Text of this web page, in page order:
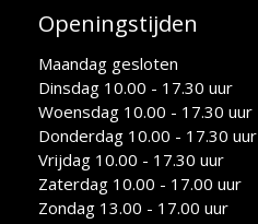
Openingstijden
Maandag gesloten
Dinsdag 10.00 - 17.30 uur
Woensdag 10.00 - 17.30 uur
Donderdag 10.00 - 17.30 uur
Vrijdag 10.00 - 17.30 uur
Zaterdag 10.00 - 17.00 uur
Zondag 13.00 - 17.00 uur